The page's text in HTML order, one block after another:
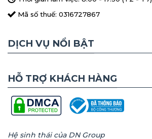
Mã số thuế: 0316727867
DỊCH VỤ NỔI BẬT
HỖ TRỢ KHÁCH HÀNG
Hệ sinh thái của DN Group